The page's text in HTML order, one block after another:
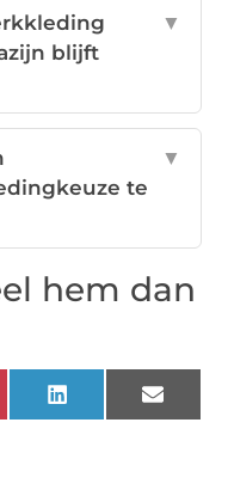
blijft
▼
te
▼
hem dan
LinkedIn Email